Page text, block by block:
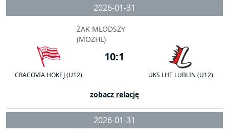
2026-01-31
ŻAK MŁODSZY
(MOZHL)
CRACOVIA HOKEJ (U12)
10:1
UKS LHT LUBLIN (U12)
zobacz relację
2026-01-31